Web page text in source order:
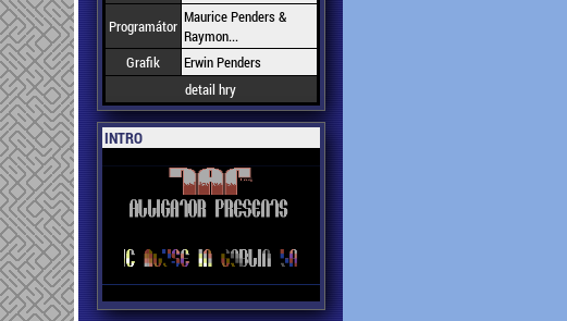
Programátor Maurice Penders &
Raymon...
Grafik
Erwin Penders
detail hry
INTRO